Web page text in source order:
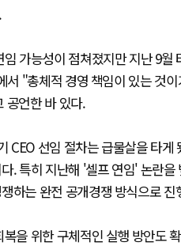
가능성이 점쳐졌지만 지난 9
서 "총체적 경영 책임이 있는 것
공언한 바 있다.
CEO 선임 절차는 급물살을 타
. 특히 지난해 '셀프 연임' 논란
하는 완전 공개경쟁 방식으로
을 위한 구체적인 실행 방안도